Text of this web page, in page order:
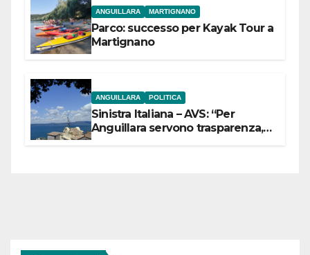
ANGUILLARA MARTIGNANO
Parco: successo per Kayak Tour a
Martignano
ANGUILLARA POLITICA
Sinistra Italiana – AVS: “Per
Anguillara servono trasparenza,